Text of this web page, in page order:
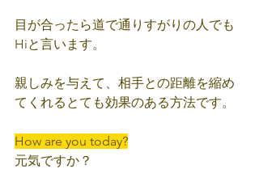
目が合ったら道で通りすがりの人でも
Hiと言います。
親しみを与えて、相手との距離を縮め
てくれるとても効果のある方法です。
How are you today?
元気ですか？